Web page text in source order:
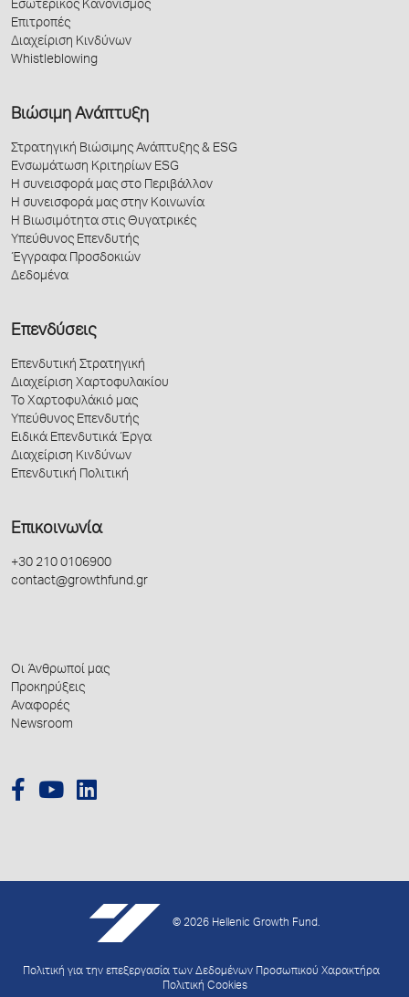
Εσωτερικός Κανονισμός
Επιτροπές
Διαχείριση Κινδύνων
Whistleblowing
Βιώσιμη Ανάπτυξη
Στρατηγική Βιώσιμης Ανάπτυξης & ESG
Ενσωμάτωση Κριτηρίων ESG
Η συνεισφορά μας στο Περιβάλλον
Η συνεισφορά μας στην Κοινωνία
Η Βιωσιμότητα στις Θυγατρικές
Υπεύθυνος Επενδυτής
Έγγραφα Προσδοκιών
Δεδομένα
Επενδύσεις
Επενδυτική Στρατηγική
Διαχείριση Χαρτοφυλακίου
Το Χαρτοφυλάκιό μας
Υπεύθυνος Επενδυτής
Ειδικά Επενδυτικά Έργα
Διαχείριση Κινδύνων
Επενδυτική Πολιτική
Επικοινωνία
+30 210 0106900
contact@growthfund.gr
Οι Άνθρωποί μας
Προκηρύξεις
Αναφορές
Newsroom
© 2026 Hellenic Growth Fund.
Πολιτική για την επεξεργασία των Δεδομένων Προσωπικού Χαρακτήρα
Πολιτική Cookies